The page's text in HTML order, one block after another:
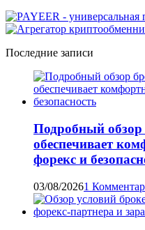
Последние записи
Подробный
обеспечивает
форекс и
03/08/20261